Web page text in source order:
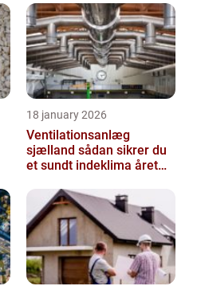
18 january 2026
Ventilationsanlæg
sjælland sådan sikrer du
et sundt indeklima året